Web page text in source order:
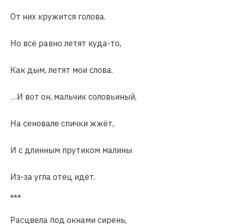
От них кружится голова.
Но всё равно летят куда-то,
Как дым, летят мои слова.
…И вот он, мальчик соловьиный,
На сеновале спички жжёт,
И с длинным прутиком малины
Из-за угла отец идёт.
***
Расцвела под окнами сирень,